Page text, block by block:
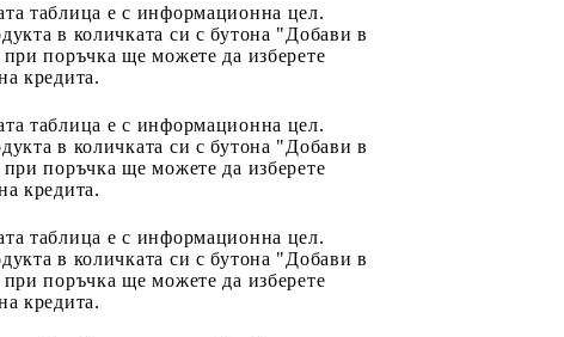
таблица е с информационна цел.
в количката си с бутона "Добави в
поръчка ще можете да изберете
кредита.
таблица е с информационна цел.
в количката си с бутона "Добави в
поръчка ще можете да изберете
кредита.
таблица е с информационна цел.
в количката си с бутона "Добави в
поръчка ще можете да изберете
кредита.